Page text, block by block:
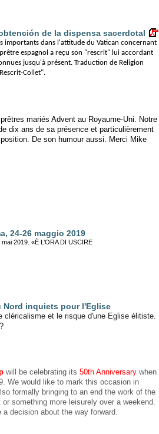
de la dispensa sacerdotal
importants dans l'attitude du Vatican concernant
espagnol a reçu son "rescrit" lui accordant
jusqu'à présent. Traduction de Religion
Collet".
mariés Advent au Royaume-Uni. Notre
dix ans de sa présence et particulièrement
De son humour aussi. Merci Mike
24-26 maggio 2019
2019. «È L’ORA DI USCIRE
Nord inquiets pour l'Eglise
cléricalisme et le risque d'une Eglise élitiste.
will be celebrating its 50th Anniversary when
We would like to mark this occasion in
formally bringing to an end the work of the
something more leisurely over a weekend.
decision about the way forward.